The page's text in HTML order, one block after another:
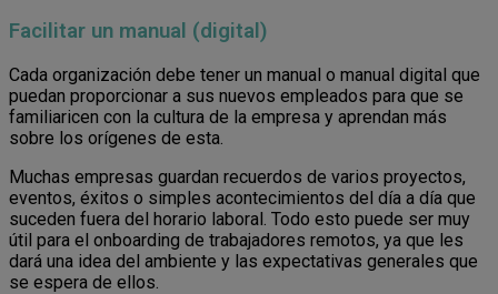
Facilitar un manual (digital)
Cada organización debe tener un manual o manual digital que
puedan proporcionar a sus nuevos empleados para que se
familiaricen con la cultura de la empresa y aprendan más
sobre los orígenes de esta.
Muchas empresas guardan recuerdos de varios proyectos,
eventos, éxitos o simples acontecimientos del día a día que
suceden fuera del horario laboral. Todo esto puede ser muy
útil para el onboarding de trabajadores remotos, ya que les
dará una idea del ambiente y las expectativas generales que
se espera de ellos.